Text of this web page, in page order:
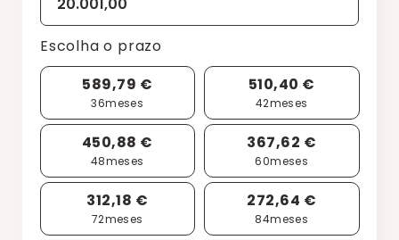
Escolha o prazo
589,79 €
36meses
510,40 €
42meses
450,88 €
48meses
367,62 €
60meses
312,18 €
72meses
272,64 €
84meses